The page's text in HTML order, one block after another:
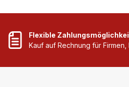
Flexible
Kauf auf Rechnung für